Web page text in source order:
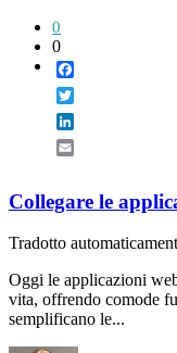
0
0
Collegare le
Tradotto
Oggi le applicazioni
vita, offrendo comode
semplificano le...